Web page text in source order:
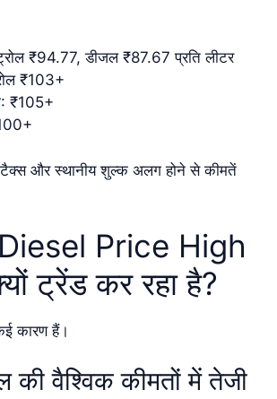
₹94.77, डीजल ₹87.67 प्रति लीटर
₹103+
₹105+
टैक्स और स्थानीय शुल्क अलग होने से कीमतें
Price High
ट्रेंड कर रहा है?
कारण हैं।
की वैश्विक कीमतों में तेजी